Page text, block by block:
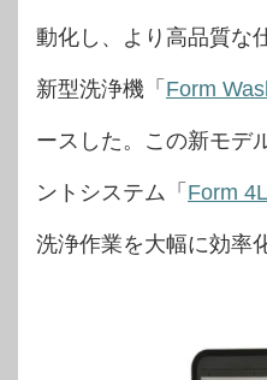
動化し、より高品質な
新型洗浄機「 Form
ースした。この新モデ
ントシステム「 Form 4L
洗浄作業を大幅に効率